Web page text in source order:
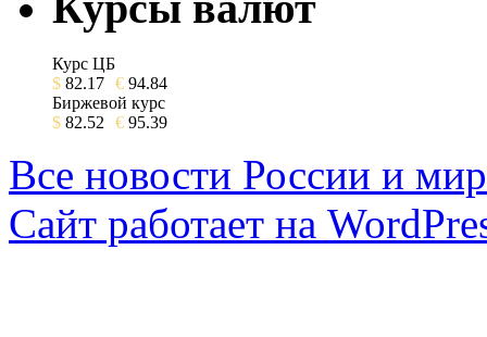
Курс ЦБ
$ 82.17 € 94.84
Биржевой курс
$ 82.52 € 95.39
Все новости России и
Сайт работает на